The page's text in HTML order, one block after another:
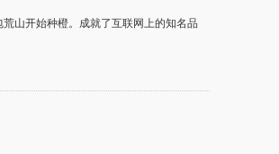
山开始种橙。成就了互联网上的知名品